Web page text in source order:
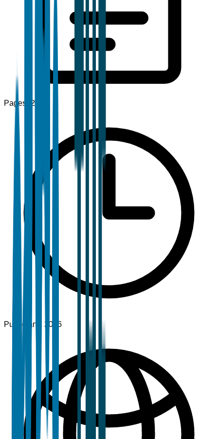
Pages 120+
Publié janv. 2026